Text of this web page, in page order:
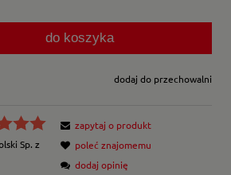
do koszyka
dodaj do przechowalni
Sp. z
zapytaj o produkt
poleć znajomemu
dodaj opinię